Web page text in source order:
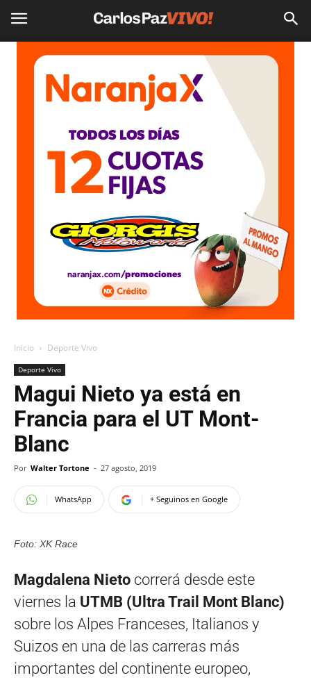
Inicio Deporte Vivo
Deporte Vivo
Magui Nieto ya está en
Francia para el UT Mont-
Blanc
Por Walter Tortone - 27 agosto, 2019
WhatsApp + Seguinos en Google
Foto: XK Race
Magdalena Nieto correrá desde este
viernes la UTMB (Ultra Trail Mont Blanc)
sobre los Alpes Franceses, Italianos y
Suizos en una de las carreras más
importantes del continente europeo,